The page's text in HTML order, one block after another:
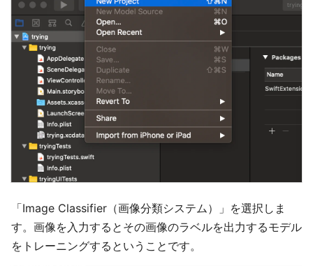
「Image Classifier（画像分類システム）」を選択しま
す。画像を入力するとその画像のラベルを出力するモデル
をトレーニングするということです。